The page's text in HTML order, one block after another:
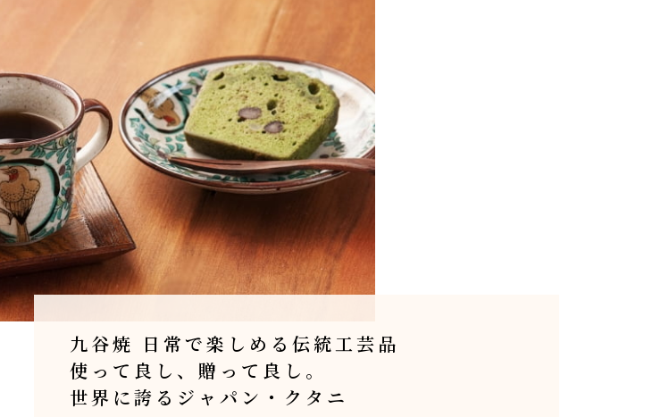
九谷焼 日常で楽しめる伝統工芸品
使って良し、贈って良し。
世界に誇るジャパン・クタニ